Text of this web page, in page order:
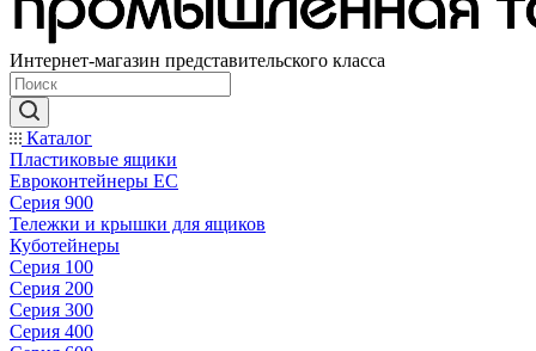
Интернет-магазин представительского класса
Каталог
Пластиковые ящики
Евроконтейнеры ЕС
Серия 900
Тележки и крышки для ящиков
Куботейнеры
Серия 100
Серия 200
Серия 300
Серия 400